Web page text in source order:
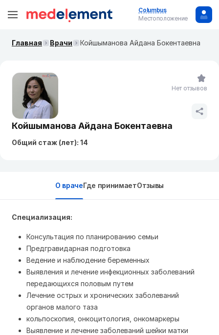
Columbus
Местоположение
Главная Врачи Койшыманова Айдана Бокентаевна
Койшыманова Айдана Бокентаевна
Общий стаж (лет): 14
Нет отзывов
О врачеГде принимаетОтзывы
Специализация:
Консультация по планированию семьи
Предгравидарная подготовка
Ведение и наблюдение беременных
Выявления и лечение инфекционных заболеваний
передающихся половым путем
Лечение острых и хронических заболеваний
органов малого таза
кольпоскопия, онкоцитология, онкомаркеры
Выявление и лечение заболеваний шейки матки